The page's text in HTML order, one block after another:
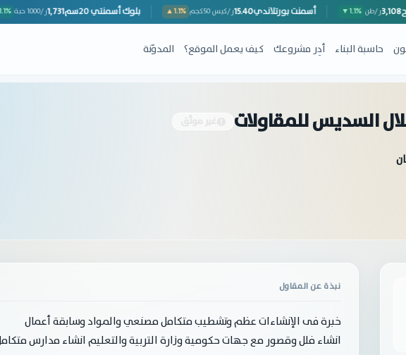
التسليح3,108ر/طن ▼1.1% أسمنت بورتلاندي15.40ر/كيس 50كجم ▲1.1% بلوك أسمنتي 20سم 1,731 ر/1000 حبة
حاسبة البناء أدِر مشروعك كيف يعمل الموقع؟ المدوّنة
السديس للمقاولات
نبذة عن المقاول
خبرة فى الإنشاءات عظم وتشطيب متكامل مصنعي والمواد وسابقة أعمال
انشاء فلل وقصور مع جهات حكومية وزارة التربية والتعليم انشاء مدارس